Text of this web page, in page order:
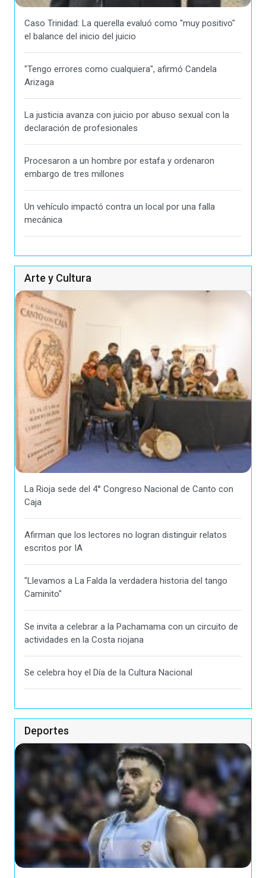
Caso Trinidad: La querella evaluó como "muy positivo"
el balance del inicio del juicio
"Tengo errores como cualquiera", afirmó Candela
Arizaga
La justicia avanza con juicio por abuso sexual con la
declaración de profesionales
Procesaron a un hombre por estafa y ordenaron
embargo de tres millones
Un vehículo impactó contra un local por una falla
mecánica
Arte y Cultura
La Rioja sede del 4° Congreso Nacional de Canto con
Caja
Afirman que los lectores no logran distinguir relatos
escritos por IA
"Llevamos a La Falda la verdadera historia del tango
Caminito"
Se invita a celebrar a la Pachamama con un circuito de
actividades en la Costa riojana
Se celebra hoy el Día de la Cultura Nacional
Deportes